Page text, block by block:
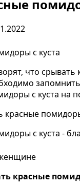
с куста
что
с куста на
красные
с куста -
красные